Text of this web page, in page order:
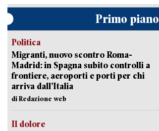
Primo piano
Politica
Migranti, nuovo scontro Roma-
Madrid: in Spagna subito controlli a
frontiere, aeroporti e porti per chi
arriva dall’Italia
di Redazione web
Il dolore